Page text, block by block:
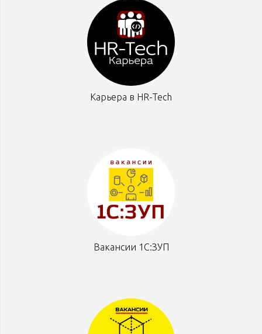
Карьера в HR-Tech
Вакансии 1С:ЗУП